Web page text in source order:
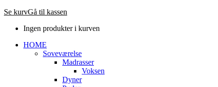
Se kurvGå til kassen
Ingen produkter i kurven
HOME
Soveværelse
Madrasser
Voksen
Dyner